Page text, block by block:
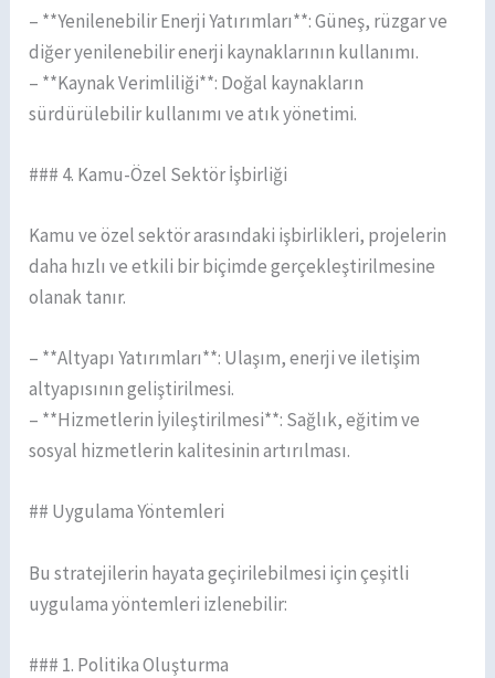
– **Yenilenebilir Enerji Yatırımları**: Güneş, rüzgar ve
diğer yenilenebilir enerji kaynaklarının kullanımı.
– **Kaynak Verimliliği**: Doğal kaynakların
sürdürülebilir kullanımı ve atık yönetimi.
### 4. Kamu-Özel Sektör İşbirliği
Kamu ve özel sektör arasındaki işbirlikleri, projelerin
daha hızlı ve etkili bir biçimde gerçekleştirilmesine
olanak tanır.
– **Altyapı Yatırımları**: Ulaşım, enerji ve iletişim
altyapısının geliştirilmesi.
– **Hizmetlerin İyileştirilmesi**: Sağlık, eğitim ve
sosyal hizmetlerin kalitesinin artırılması.
## Uygulama Yöntemleri
Bu stratejilerin hayata geçirilebilmesi için çeşitli
uygulama yöntemleri izlenebilir:
### 1. Politika Oluşturma